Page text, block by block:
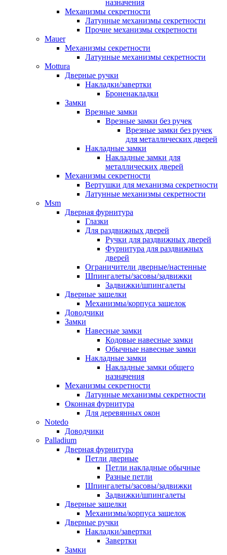
назначения
Механизмы секретности
Латунные механизмы секретности
Прочие механизмы секретности
Mauer
Механизмы секретности
Латунные механизмы секретности
Mottura
Дверные ручки
Накладки/завертки
Броненакладки
Замки
Врезные замки
Врезные замки без ручек
Врезные замки без ручек
для металлических дверей
Накладные замки
Накладные замки для
металлических дверей
Механизмы секретности
Вертушки для механизма секретности
Латунные механизмы секретности
Msm
Дверная фурнитура
Глазки
Для раздвижных дверей
Ручки для раздвижных дверей
Фурнитура для раздвижных
дверей
Ограничители дверные/настенные
Шпингалеты/засовы/задвижки
Задвижки/шпингалеты
Дверные защелки
Механизмы/корпуса защелок
Доводчики
Замки
Навесные замки
Кодовые навесные замки
Обычные навесные замки
Накладные замки
Накладные замки общего
назначения
Механизмы секретности
Латунные механизмы секретности
Оконная фурнитура
Для деревянных окон
Notedo
Доводчики
Palladium
Дверная фурнитура
Петли дверные
Петли накладные обычные
Разные петли
Шпингалеты/засовы/задвижки
Задвижки/шпингалеты
Дверные защелки
Механизмы/корпуса защелок
Дверные ручки
Накладки/завертки
Завертки
Замки